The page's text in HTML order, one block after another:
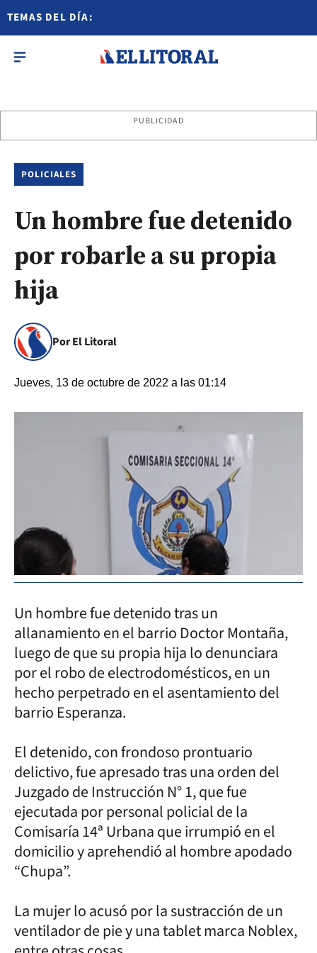
TEMAS DEL DÍA:
PUBLICIDAD
POLICIALES
Un hombre fue detenido
por robarle a su propia
hija
Por El Litoral
Jueves, 13 de octubre de 2022 a las 01:14
Un hombre fue detenido tras un
allanamiento en el barrio Doctor Montaña,
luego de que su propia hija lo denunciara
por el robo de electrodomésticos, en un
hecho perpetrado en el asentamiento del
barrio Esperanza.
El detenido, con frondoso prontuario
delictivo, fue apresado tras una orden del
Juzgado de Instrucción N° 1, que fue
ejecutada por personal policial de la
Comisaría 14ª Urbana que irrumpió en el
domicilio y aprehendió al hombre apodado
“Chupa”.
La mujer lo acusó por la sustracción de un
ventilador de pie y una tablet marca Noblex,